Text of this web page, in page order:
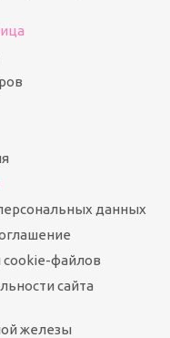
данных
cookie-файлов
сайта
железы